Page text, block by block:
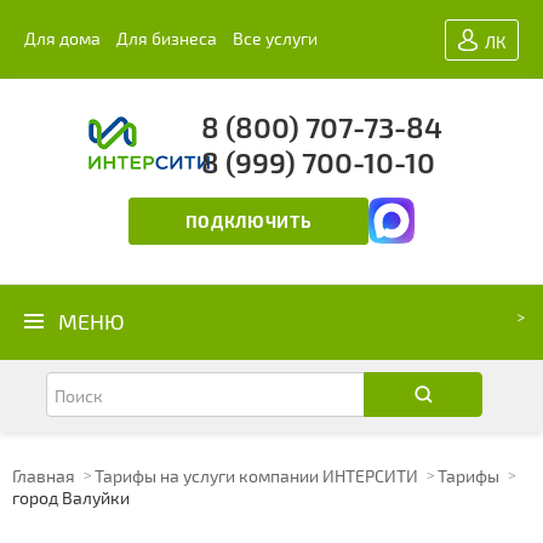
ЛК
Для дома Для бизнеса Все услуги
8 (800) 707-73-84
8 (999) 700-10-10
ПОДКЛЮЧИТЬ
МЕНЮ
Главная Тарифы на услуги компании ИНТЕРСИТИ
Тарифы
город Валуйки